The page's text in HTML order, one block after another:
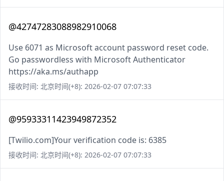
@42747283088982910068
Use 6071 as Microsoft account password reset code.
Go passwordless with Microsoft Authenticator
https://aka.ms/authapp
接收时间: 北京时间(+8): 2026-02-07 07:07:33
@95933311423949872352
[Twilio.com]Your verification code is: 6385
接收时间: 北京时间(+8): 2026-02-07 07:07:33